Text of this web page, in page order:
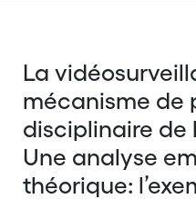
La
mécanisme de
disciplinaire de
Une analyse
théorique: